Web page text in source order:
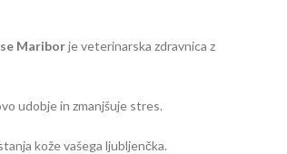
Mariborje veterinarska zdravnica z
udobje in zmanjšuje stres.
kože vašega ljubljenčka.